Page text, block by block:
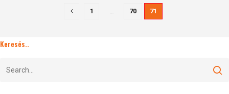
1 … 70 71
Keresés..